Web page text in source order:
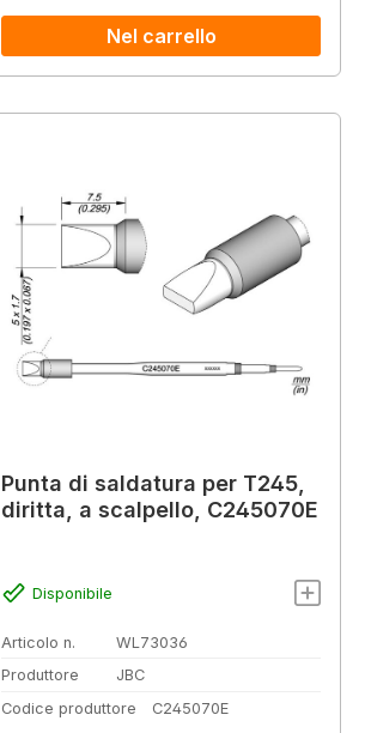
Nel carrello
Punta di saldatura per T245,
diritta, a scalpello, C245070E
Disponibile
Articolo n.
WL73036
Produttore
JBC
Codice produttore
C245070E